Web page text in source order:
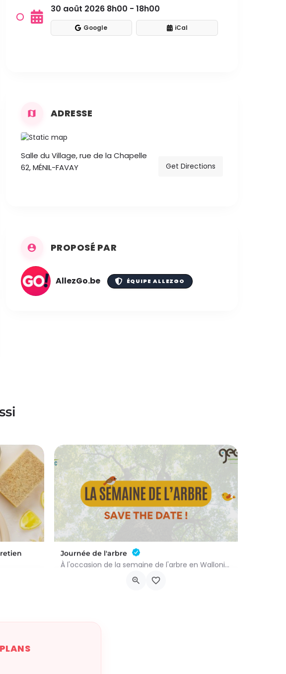
30 août 2026 8h00 - 18h00
Google iCal
ADRESSE
Salle du Village, rue de la Chapelle
62, MÉNIL-FAVAY
Get Directions
PROPOSÉ PAR
AllezGo.be ÉQUIPE ALLEZGO
Journée de l'arbre
À l'occasion de la semaine de l'arbre en Wallonie, nous vous proposons l'annuelle distribution gratuite des…